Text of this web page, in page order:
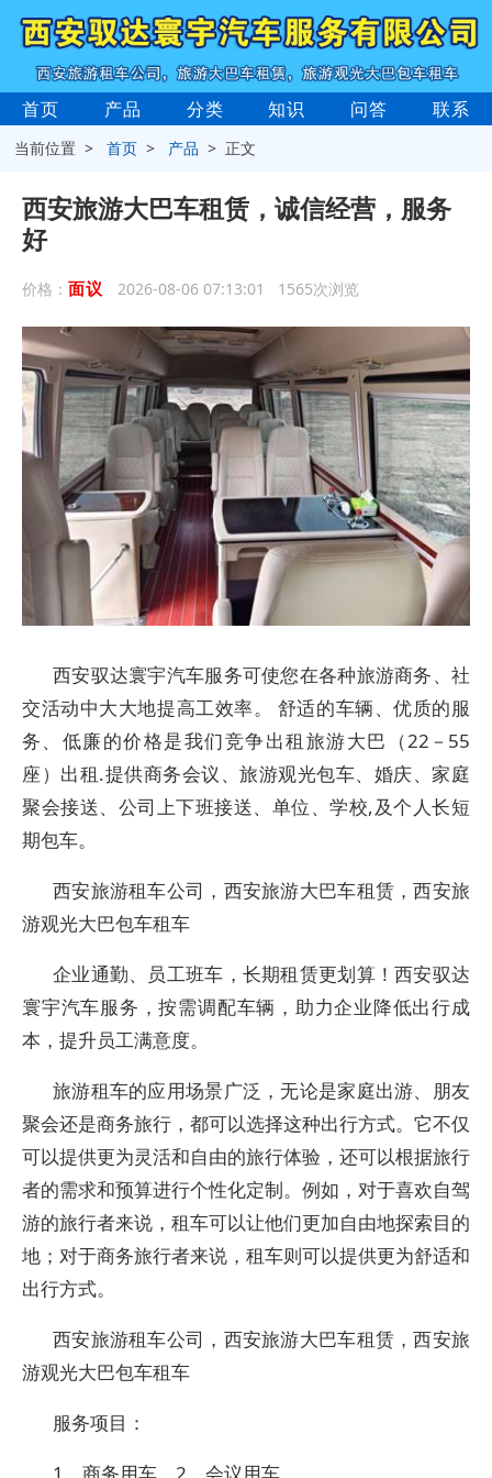
首页 产品 分类 知识 问答 联系
当前位置 >首页 > 产品 > 正文
西安旅游大巴车租赁，诚信经营，服务
好
价格： 面议 2026-08-06 07:13:01 1565次浏览
西安驭达寰宇汽车服务可使您在各种旅游商务、社
交活动中大大地提高工效率。 舒适的车辆、优质的服
务、低廉的价格是我们竞争出租旅游大巴（22－55
座）出租.提供商务会议、旅游观光包车、婚庆、家庭
聚会接送、公司上下班接送、单位、学校,及个人长短
期包车。
西安旅游租车公司，西安旅游大巴车租赁，西安旅
游观光大巴包车租车
企业通勤、员工班车，长期租赁更划算！西安驭达
寰宇汽车服务，按需调配车辆，助力企业降低出行成
本，提升员工满意度。
旅游租车的应用场景广泛，无论是家庭出游、朋友
聚会还是商务旅行，都可以选择这种出行方式。它不仅
可以提供更为灵活和自由的旅行体验，还可以根据旅行
者的需求和预算进行个性化定制。例如，对于喜欢自驾
游的旅行者来说，租车可以让他们更加自由地探索目的
地；对于商务旅行者来说，租车则可以提供更为舒适和
出行方式。
西安旅游租车公司，西安旅游大巴车租赁，西安旅
游观光大巴包车租车
服务项目：